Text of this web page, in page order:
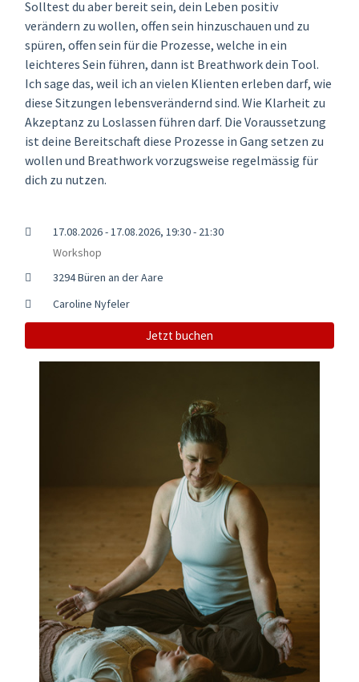
Solltest du aber bereit sein, dein Leben positiv
verändern zu wollen, offen sein hinzuschauen und zu
spüren, offen sein für die Prozesse, welche in ein
leichteres Sein führen, dann ist Breathwork dein Tool.
Ich sage das, weil ich an vielen Klienten erleben darf, wie
diese Sitzungen lebensverändernd sind. Wie Klarheit zu
Akzeptanz zu Loslassen führen darf. Die Voraussetzung
ist deine Bereitschaft diese Prozesse in Gang setzen zu
wollen und Breathwork vorzugsweise regelmässig für
dich zu nutzen.
17.08.2026 - 17.08.2026, 19:30 - 21:30
Workshop
3294 Büren an der Aare
Caroline Nyfeler
Jetzt buchen